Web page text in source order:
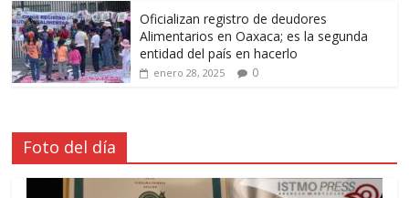
Oficializan registro de deudores
Alimentarios en Oaxaca; es la segunda
entidad del país en hacerlo
enero 28, 2025 0
Foto del día